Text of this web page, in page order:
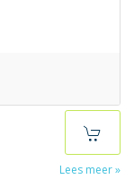
Lees meer »